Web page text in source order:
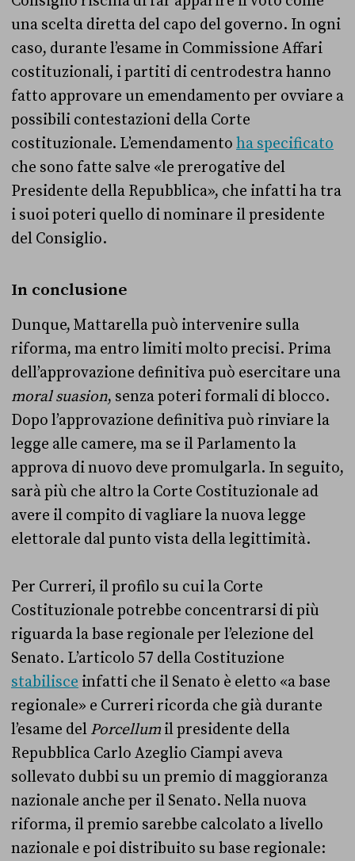
una scelta diretta del capo del governo. In ogni
caso, durante l’esame in Commissione Affari
costituzionali, i partiti di centrodestra hanno
fatto approvare un emendamento per ovviare a
possibili contestazioni della Corte
costituzionale. L’emendamento ha specificato
che sono fatte salve «le prerogative del
Presidente della Repubblica», che infatti ha tra
i suoi poteri quello di nominare il presidente
del Consiglio.
In conclusione
Dunque, Mattarella può intervenire sulla
riforma, ma entro limiti molto precisi. Prima
dell’approvazione definitiva può esercitare una
moral suasion, senza poteri formali di blocco.
Dopo l’approvazione definitiva può rinviare la
legge alle camere, ma se il Parlamento la
approva di nuovo deve promulgarla. In seguito,
sarà più che altro la Corte Costituzionale ad
avere il compito di vagliare la nuova legge
elettorale dal punto vista della legittimità.
Per Curreri, il profilo su cui la Corte
Costituzionale potrebbe concentrarsi di più
riguarda la base regionale per l’elezione del
Senato. L’articolo 57 della Costituzione
stabilisce infatti che il Senato è eletto «a base
regionale» e Curreri ricorda che già durante
l’esame del Porcellum il presidente della
Repubblica Carlo Azeglio Ciampi aveva
sollevato dubbi su un premio di maggioranza
nazionale anche per il Senato. Nella nuova
riforma, il premio sarebbe calcolato a livello
nazionale e poi distribuito su base regionale: